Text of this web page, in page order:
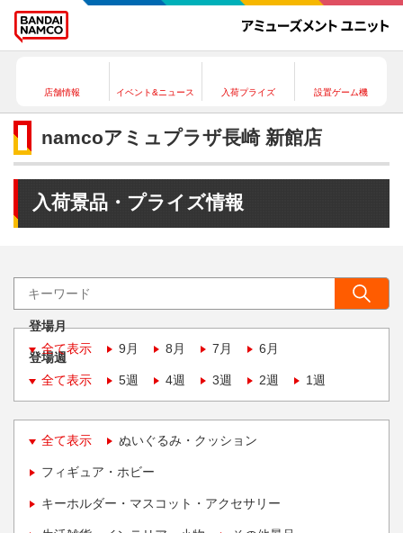
店舗情報 イベント&ニュース 入荷プライズ 設置ゲーム機
namcoアミュプラザ長崎 新館店
入荷景品・プライズ情報
登場月
全て表示
9月 8月 7月 6月
登場週
全て表示
5週 4週 3週 2週 1週
全て表示 ぬいぐるみ・クッション
フィギュア・ホビー
キーホルダー・マスコット・アクセサリー